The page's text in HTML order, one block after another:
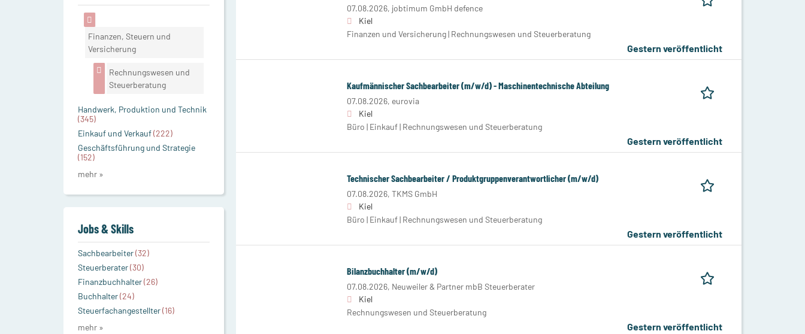
07.08.2026, jobtimum GmbH defence
Kiel
Finanzen und Versicherung | Rechnungswesen und Steuerberatung
Gestern veröffentlicht
Kaufmännischer Sachbearbeiter (m/w/d) - Maschinentechnische Abteilung
07.08.2026, eurovia
Kiel
Büro | Einkauf | Rechnungswesen und Steuerberatung
Gestern veröffentlicht
Technischer Sachbearbeiter / Produktgruppenverantwortlicher (m/w/d)
07.08.2026, TKMS GmbH
Kiel
Büro | Einkauf | Rechnungswesen und Steuerberatung
Gestern veröffentlicht
Bilanzbuchhalter (m/w/d)
07.08.2026, Neuweiler & Partner mbB Steuerberater
Kiel
Rechnungswesen und Steuerberatung
Gestern veröffentlicht
Finanzen, Steuern und
Versicherung
Rechnungswesen und
Steuerberatung
Handwerk, Produktion und Technik
(345)
Einkauf und Verkauf(222)
Geschäftsführung und Strategie
(152)
mehr »
Jobs & Skills
Sachbearbeiter(32)
Steuerberater(30)
Finanzbuchhalter(26)
Buchhalter(24)
Steuerfachangestellter(16)
mehr »